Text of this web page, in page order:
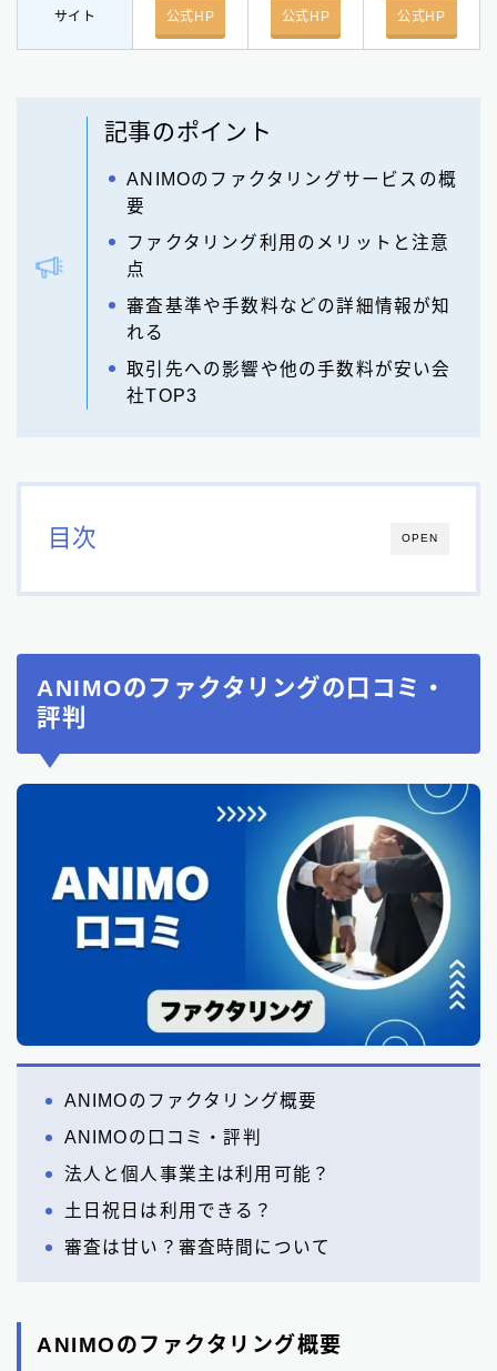
サイト 公式HP 公式HP 公式HP
記事のポイント
ANIMOのファクタリングサービスの概
要
ファクタリング利用のメリットと注意
点
審査基準や手数料などの詳細情報が知
れる
取引先への影響や他の手数料が安い会
社TOP3
OPEN
目次
ANIMOのファクタリングの口コミ・
評判
ANIMOのファクタリング概要
ANIMOの口コミ・評判
法人と個人事業主は利用可能？
土日祝日は利用できる？
審査は甘い？審査時間について
ANIMOのファクタリング概要